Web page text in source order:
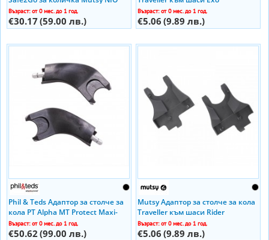
Възраст: от 0 мес. до 1 год.
€30.17 (59.00 лв.)
Възраст: от 0 мес. до 1 год.
€5.06 (9.89 лв.)
Phil & Teds Адаптор за столче за
кола PT Alpha MT Protect Maxi-
Cosi и Cybex към количка
Phil&Teds Mod
Възраст: от 0 мес. до 1 год.
€50.62 (99.00 лв.)
Mutsy Адаптор за столче за кола
Traveller към шаси Rider
Възраст: от 0 мес. до 1 год.
€5.06 (9.89 лв.)